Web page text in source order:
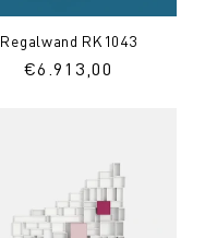
Regalwand RK1043
Normaler
€6.913,00